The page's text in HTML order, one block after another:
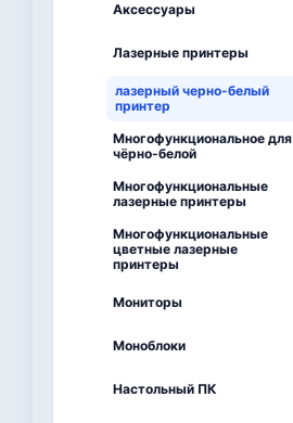
Аксессуары
Лазерные принтеры
лазерный черно-белый
принтер
Многофункциональное для
чёрно-белой
Многофункциональные
лазерные принтеры
Многофункциональные
цветные лазерные
принтеры
Мониторы
Моноблоки
Настольный ПК